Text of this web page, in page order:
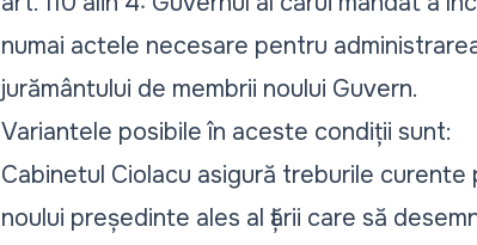
numai actele necesare pentru
jurământului de membrii noului Guvern.
Variantele posibile în aceste condiții sunt:
Cabinetul Ciolacu asigură treburile
noului președinte ales al țării care să